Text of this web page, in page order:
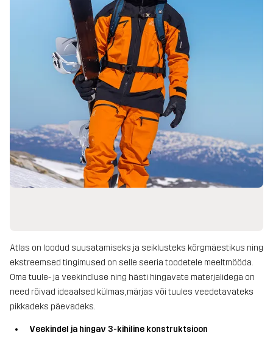
Atlas on loodud suusatamiseks ja seiklusteks kõrgmäestikus ning
ekstreemsed tingimused on selle seeria toodetele meeltmööda.
Oma tuule- ja veekindluse ning hästi hingavate materjalidega on
need rõivad ideaalsed külmas, märjas või tuules veedetavateks
pikkadeks päevadeks.
Veekindel ja hingav 3-kihiline konstruktsioon